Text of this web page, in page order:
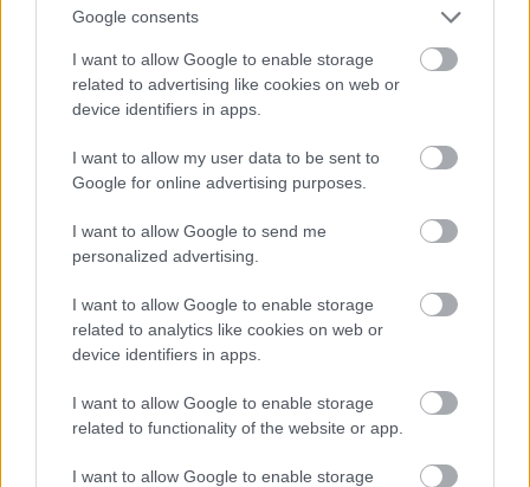
Google consents
I want to allow Google to enable storage
related to advertising like cookies on web or
device identifiers in apps.
I want to allow my user data to be sent to
Google for online advertising purposes.
I want to allow Google to send me
personalized advertising.
I want to allow Google to enable storage
related to analytics like cookies on web or
device identifiers in apps.
I want to allow Google to enable storage
related to functionality of the website or app.
I want to allow Google to enable storage
krīzes situācija – jahta
zaudējusi vadības
steidz palīgā
eID karte? LVRTC atbild
uz jautājumiem par
sabiedrības
Atcelt Ziņot